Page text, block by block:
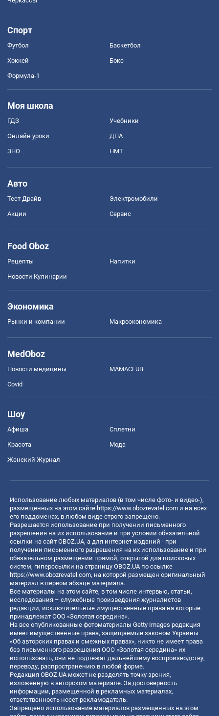
Спорт
Футбол Баскетбол
Хоккей Бокс
Формула-1
Моя школа
ГДЗ Учебники
Онлайн уроки ДПА
ЗНО НМТ
Авто
Тест Драйв Электромобили
Акции Сервис
Food Oboz
Рецепты Напитки
Новости Кулинарии
Экономика
Рынки и компании Mакроэкономика
MedOboz
Новости медицины MAMACLUB
Covid
Шоу
Афиша Сплетни
Красота Мода
Женский Журнал
Использование любых материалов (в том числе фото- и видео-),
размещенных на этом сайте https://www.obozrevatel.com и на всех
его поддоменах, в любом виде строго запрещено.
Разрешается использование при получении письменного
разрешения на их использование и при условии обязательной
ссылки на сайт OBOZ.UA, а для интернет-изданий - при
получении письменного разрешения на их использование и при
обязательном размещении прямой, открытой для поисковых
систем, гиперссылки на страницу OBOZ.UA по ссылке
https://www.obozrevatel.com, на которой размещен оригинальный
материал в первом абзаце материала.
Все материалы на этом сайте, в том числе интервью, статьи,
исследования – служебные произведения журналистов
редакции, исключительные имущественные права на которые
принадлежат ООО «Золотая середина».
На все опубликованные фотоматериалы Getty Images редакция
имеет имущественные права, защищаемые законом Украины
«Об авторских правах и смежных правах», никто не имеет права
без письменного разрешения ООО «Золотая середина» их
использовать, они не подлежат дальнейшему воспроизводству,
переводу, распространению в любой форме.
Редакция OBOZ.UA может не разделять точку зрения,
изложенную в авторском материале. За достоверность
информации, размещенной в рекламных материалах,
ответственность несет рекламодатель.
Запрещено использование материалов размещенных на этом